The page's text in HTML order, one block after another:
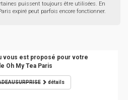
puissent toujours être utilisées. En
expiré peut parfois encore fonctionner.
vous est proposé pour votre
Oh My Tea Paris
détails